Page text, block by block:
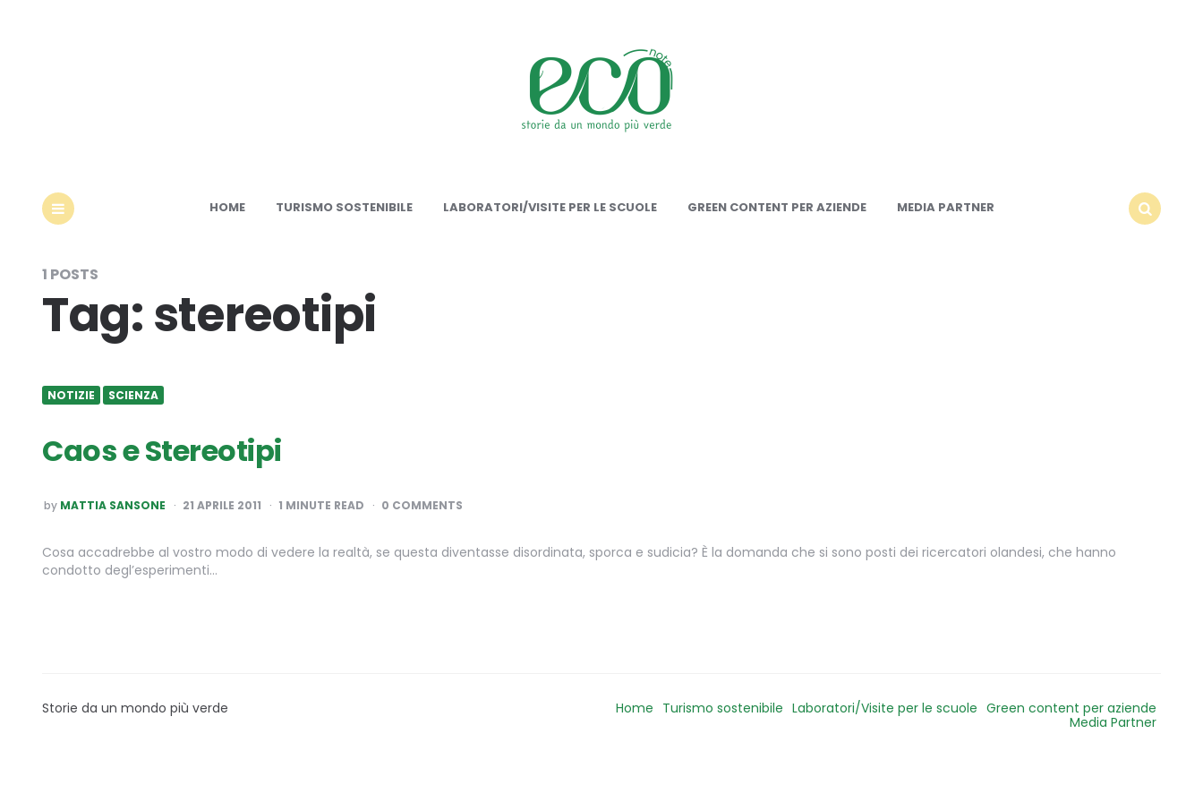
HOME TURISMO SOSTENIBILE LABORATORI/VISITE PER LE SCUOLE GREEN CONTENT PER AZIENDE
MEDIA PARTNER
1 POSTS
Tag:stereotipi
NOTIZIE SCIENZA
Caos e Stereotipi
POSTED
BY
by MATTIA SANSONE 21 APRILE 2011 1 MINUTE READ 0 COMMENTS
Cosa accadrebbe al vostro modo di vedere la realtà, se questa diventasse disordinata, sporca e sudicia? È la domanda che si sono posti dei ricercatori olandesi, che hanno
condotto degl’esperimenti…
Storie da un mondo più verde Home Turismo sostenibile Laboratori/Visite per le scuole Green content per aziende
Media Partner